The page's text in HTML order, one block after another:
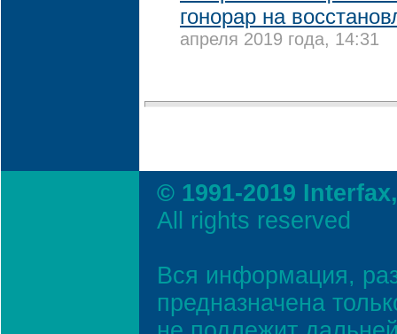
гонорар на
апреля 2019 года, 14:31
© 1991-2019
All rights reserved
Вся информация,
предназначена